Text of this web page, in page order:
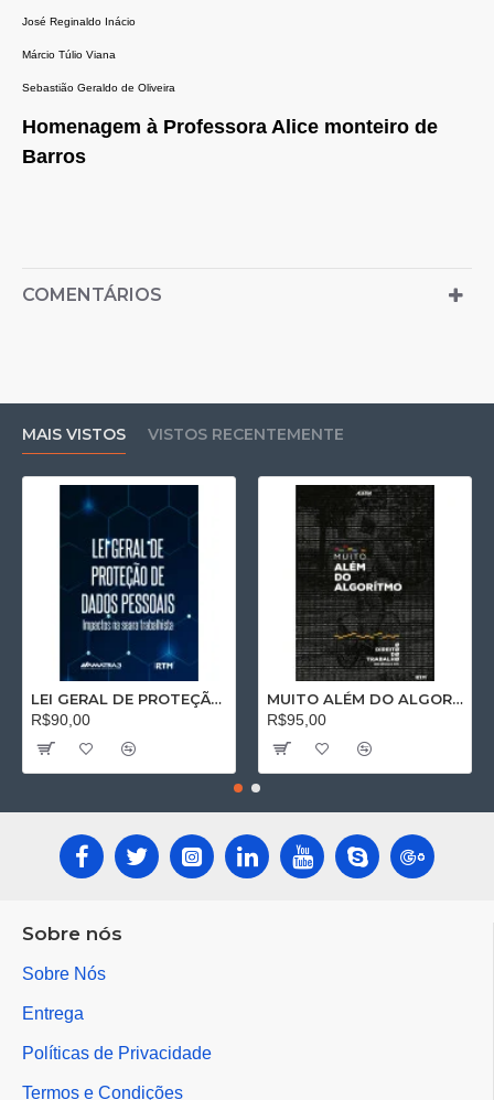
José Reginaldo Inácio
Márcio Túlio Viana
Sebastião Geraldo de Oliveira
Homenagem à Professora Alice monteiro de
Barros
COMENTÁRIOS
MAIS VISTOS VISTOS RECENTEMENTE
LEI GERAL DE PROTEÇÃO DE DADOS PESSOAIS: Impactos na seara trabalhista
R$90,00
MUITO ALÉM DO ALGORÍTMO: O Direito do Trabalho no Séc. XXI
R$95,00
Sobre nós
Sobre Nós
Entrega
Políticas de Privacidade
Termos e Condições